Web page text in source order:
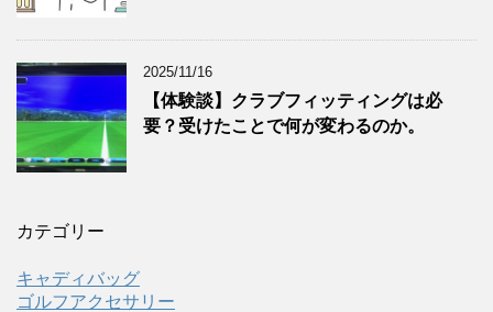
2025/11/16
【体験談】クラブフィッティングは必
要？受けたことで何が変わるのか。
カテゴリー
キャディバッグ
ゴルフアクセサリー